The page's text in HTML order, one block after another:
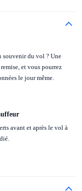
souvenir du vol ? Une
et vous pourrez
le jour même.
avant et après le vol à